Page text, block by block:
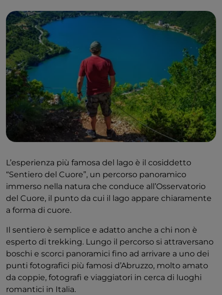
L’esperienza più famosa del lago è il cosiddetto
“Sentiero del Cuore”, un percorso panoramico
immerso nella natura che conduce all’Osservatorio
del Cuore, il punto da cui il lago appare chiaramente
a forma di cuore.
Il sentiero è semplice e adatto anche a chi non è
esperto di trekking. Lungo il percorso si attraversano
boschi e scorci panoramici fino ad arrivare a uno dei
punti fotografici più famosi d’Abruzzo, molto amato
da coppie, fotografi e viaggiatori in cerca di luoghi
romantici in Italia.